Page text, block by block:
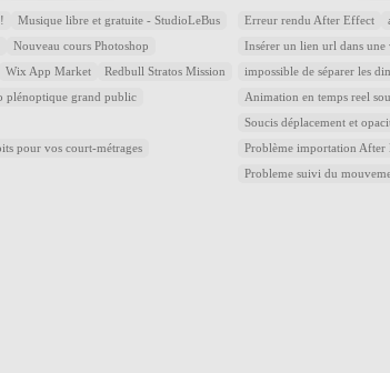
Musique libre et gratuite - StudioLeBus
Nouveau cours Photoshop
Wix App Market Redbull Stratos Mission
plénoptique grand public
pour vos court-métrages
Erreur rendu After Effect
Insérer un lien url dans une
impossible de séparer les
Animation en temps reel
Soucis déplacement et
Problème importation After
Probleme suivi du